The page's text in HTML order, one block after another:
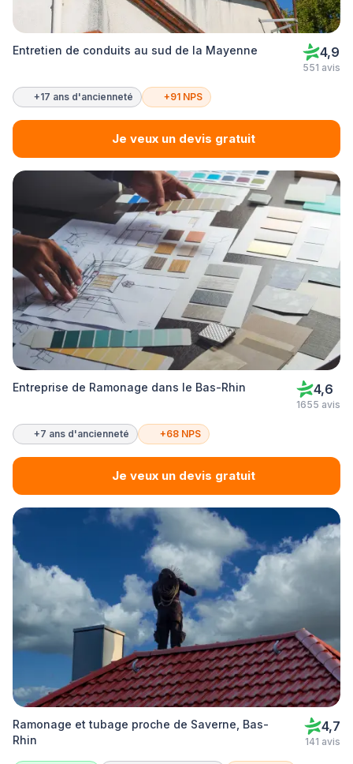
Entretien de conduits au sud de la Mayenne 4,9
551 avis
+17 ans d'ancienneté +91 NPS
Je veux un devis gratuit
Entreprise de Ramonage dans le Bas-Rhin 4,6
1655 avis
+7 ans d'ancienneté +68 NPS
Je veux un devis gratuit
Ramonage et tubage proche de Saverne, Bas-
Rhin
4,7
141 avis